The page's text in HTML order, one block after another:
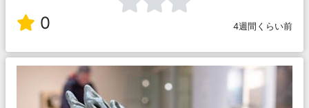
0 4週間くらい前